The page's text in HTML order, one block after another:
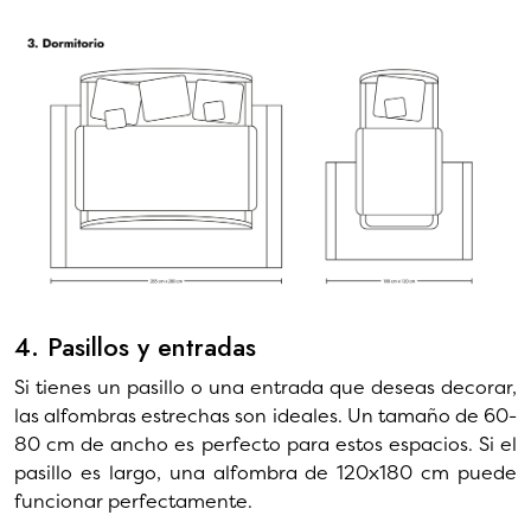
4. Pasillos y entradas
Si tienes un pasillo o una entrada que deseas decorar,
las alfombras estrechas son ideales. Un tamaño de 60-
80 cm de ancho es perfecto para estos espacios. Si el
pasillo es largo, una alfombra de 120x180 cm puede
funcionar perfectamente.